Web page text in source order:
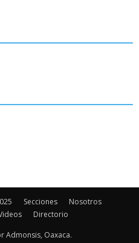
Secciones
Nosotros
Directorio
Admonsis, Oaxaca.